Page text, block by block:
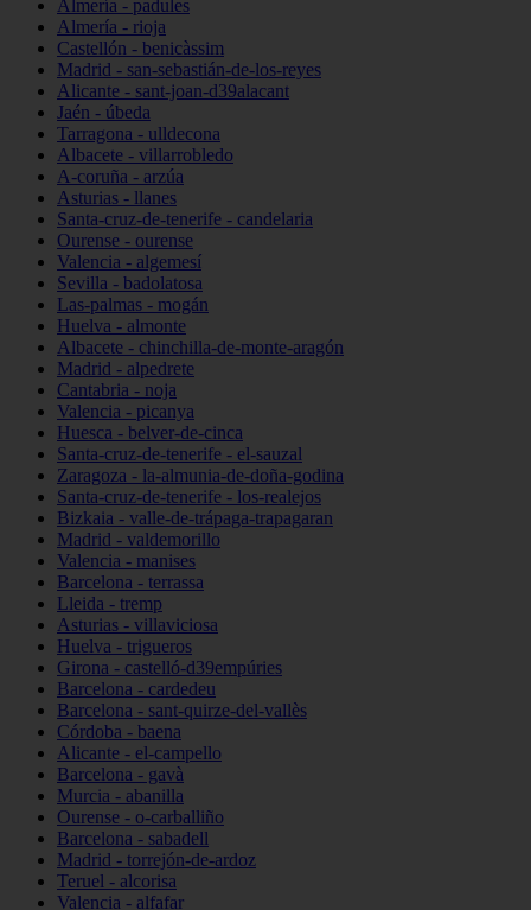
Almería - padules
Almería - rioja
Castellón - benicàssim
Madrid - san-sebastián-de-los-reyes
Alicante - sant-joan-d39alacant
Jaén - úbeda
Tarragona - ulldecona
Albacete - villarrobledo
A-coruña - arzúa
Asturias - llanes
Santa-cruz-de-tenerife - candelaria
Ourense - ourense
Valencia - algemesí
Sevilla - badolatosa
Las-palmas - mogán
Huelva - almonte
Albacete - chinchilla-de-monte-aragón
Madrid - alpedrete
Cantabria - noja
Valencia - picanya
Huesca - belver-de-cinca
Santa-cruz-de-tenerife - el-sauzal
Zaragoza - la-almunia-de-doña-godina
Santa-cruz-de-tenerife - los-realejos
Bizkaia - valle-de-trápaga-trapagaran
Madrid - valdemorillo
Valencia - manises
Barcelona - terrassa
Lleida - tremp
Asturias - villaviciosa
Huelva - trigueros
Girona - castelló-d39empúries
Barcelona - cardedeu
Barcelona - sant-quirze-del-vallès
Córdoba - baena
Alicante - el-campello
Barcelona - gavà
Murcia - abanilla
Ourense - o-carballiño
Barcelona - sabadell
Madrid - torrejón-de-ardoz
Teruel - alcorisa
Valencia - alfafar